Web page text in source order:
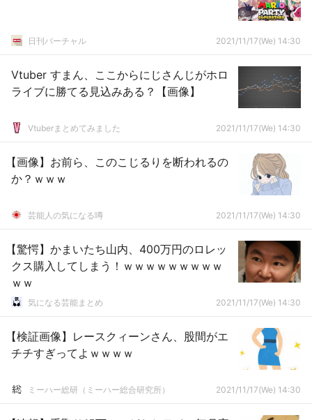
日刊バーチャル 2021/11/17(We) 14:30
Vtuber すまん、ここからにじさんじがホロ
ライブに勝てる見込みある？【画像】
Vtuberまとめてみました 2021/11/17(We) 14:30
【画像】お前ら、このこじるりを断われるの
か？ｗｗｗ
芸能人の気になる噂 2021/11/17(We) 14:30
【驚愕】かまいたち山内、400万円のロレッ
クス購入してしまう！ｗｗｗｗｗｗｗｗｗ
ｗｗ
気になる芸能まとめ 2021/11/17(We) 14:30
【検証画像】レースクィーンさん、股間がエ
チチすぎってよｗｗｗｗ
ミーハー総研（ミーハー総合研究所） 2021/11/17(We) 14:30